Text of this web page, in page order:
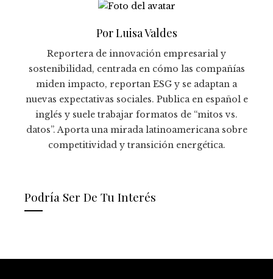
Por Luisa Valdes
Reportera de innovación empresarial y
sostenibilidad, centrada en cómo las compañías
miden impacto, reportan ESG y se adaptan a
nuevas expectativas sociales. Publica en español e
inglés y suele trabajar formatos de “mitos vs.
datos”. Aporta una mirada latinoamericana sobre
competitividad y transición energética.
Podría Ser De Tu Interés